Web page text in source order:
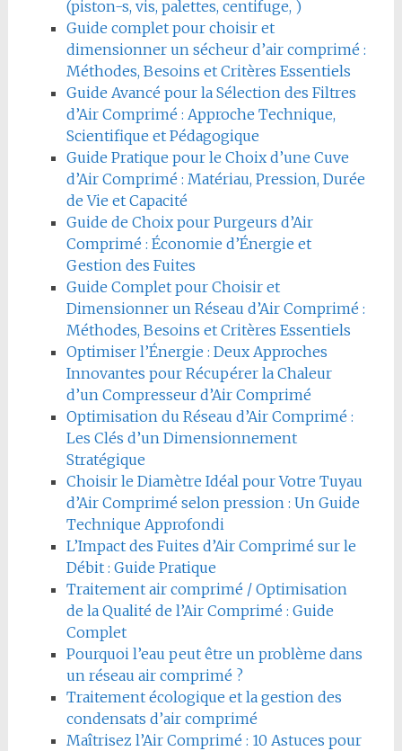
(piston-s, vis, palettes, centifuge, )
Guide complet pour choisir et
dimensionner un sécheur d’air comprimé :
Méthodes, Besoins et Critères Essentiels
Guide Avancé pour la Sélection des Filtres
d’Air Comprimé : Approche Technique,
Scientifique et Pédagogique
Guide Pratique pour le Choix d’une Cuve
d’Air Comprimé : Matériau, Pression, Durée
de Vie et Capacité
Guide de Choix pour Purgeurs d’Air
Comprimé : Économie d’Énergie et
Gestion des Fuites
Guide Complet pour Choisir et
Dimensionner un Réseau d’Air Comprimé :
Méthodes, Besoins et Critères Essentiels
Optimiser l’Énergie : Deux Approches
Innovantes pour Récupérer la Chaleur
d’un Compresseur d’Air Comprimé
Optimisation du Réseau d’Air Comprimé :
Les Clés d’un Dimensionnement
Stratégique
Choisir le Diamètre Idéal pour Votre Tuyau
d’Air Comprimé selon pression : Un Guide
Technique Approfondi
L’Impact des Fuites d’Air Comprimé sur le
Débit : Guide Pratique
Traitement air comprimé / Optimisation
de la Qualité de l’Air Comprimé : Guide
Complet
Pourquoi l’eau peut être un problème dans
un réseau air comprimé ?
Traitement écologique et la gestion des
condensats d’air comprimé
Maîtrisez l’Air Comprimé : 10 Astuces pour